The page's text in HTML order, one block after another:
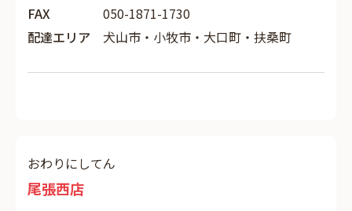
FAX
050-1871-1730
配達エリア
犬山市・小牧市・大口町・扶桑町
おわりにしてん
尾張西店